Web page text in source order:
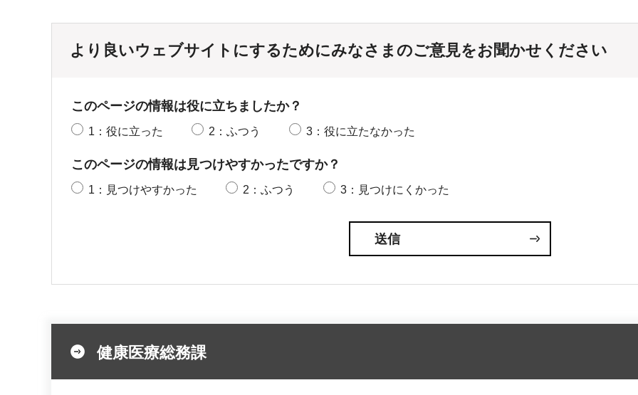
より良いウェブサイトにするためにみなさまのご意見をお聞かせください
このページの情報は役に立ちましたか？
1：役に立った 2：ふつう 3：役に立たなかった
このページの情報は見つけやすかったですか？
1：見つけやすかった 2：ふつう 3：見つけにくかった
健康医療総務課